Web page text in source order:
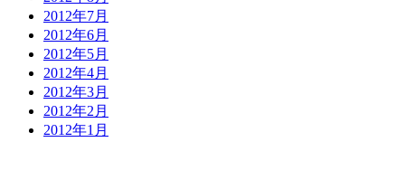
2012年7月
2012年6月
2012年5月
2012年4月
2012年3月
2012年2月
2012年1月